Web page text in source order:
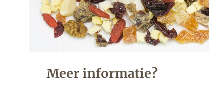
Meer informatie?